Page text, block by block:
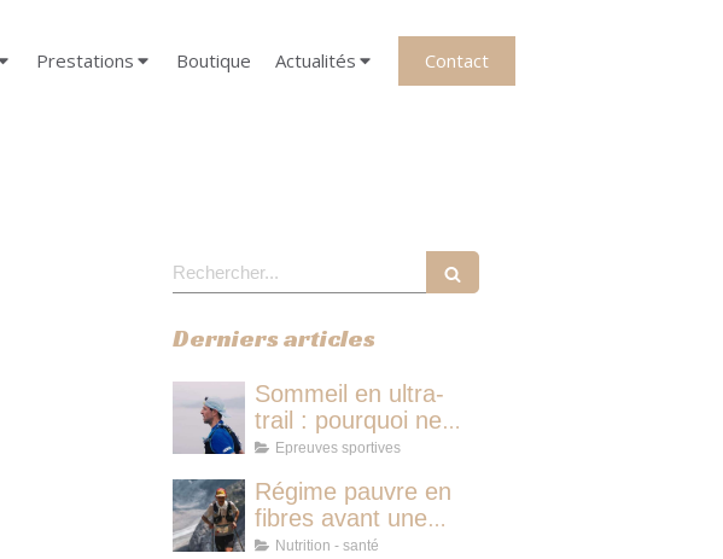
Prestations Boutique Actualités Contact
Rechercher
Derniers articles
Sommeil en ultra-
trail : pourquoi ne
pas dormir vous fait
temps qu'une micro-
sieste
Epreuves sportives
Régime pauvre en
fibres avant une
course d'ultra-trail :
Nutrition - santé